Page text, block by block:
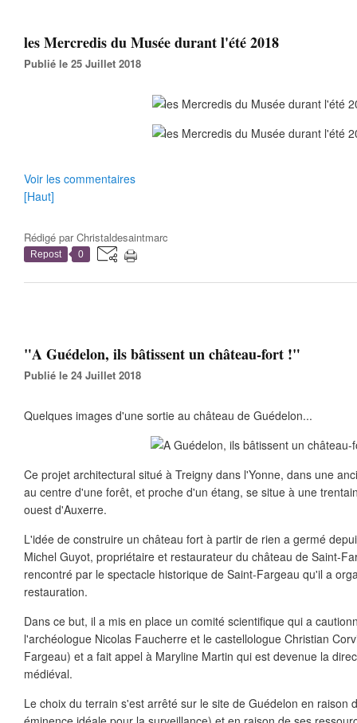
les Mercredis du Musée durant l'été 2018
Publié le 25 Juillet 2018
Voir les commentaires
[Haut]
Rédigé parChristaldesaintmarc
Repost 0
"A Guédelon, ils bâtissent un château-fort !"
Publié le 24 Juillet 2018
Quelques images d'une sortie au château de Guédelon...
Ce projet architectural situé à Treigny dans l'Yonne, dans une
au centre d'une forêt, et proche d'un étang, se situe à une
ouest d'Auxerre.
L'idée de construire un château fort à partir de rien a germé
Michel Guyot, propriétaire et restaurateur du château de Saint-
rencontré par le spectacle historique de Saint-Fargeau qu'il a
restauration.
Dans ce but, il a mis en place un comité scientifique qui a
l'archéologue Nicolas Faucherre et le castellologue Christian
Fargeau) et a fait appel à Maryline Martin qui est devenue la
médiéval.
Le choix du terrain s'est arrêté sur le site de Guédelon en raison